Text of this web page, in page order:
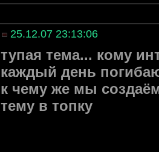
25.12.07 23:13:06
тупая тема... кому
каждый день
к чему же мы
тему в топку